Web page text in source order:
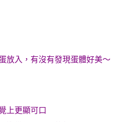
放入，有沒有發現蛋體好美～
上更顯可口